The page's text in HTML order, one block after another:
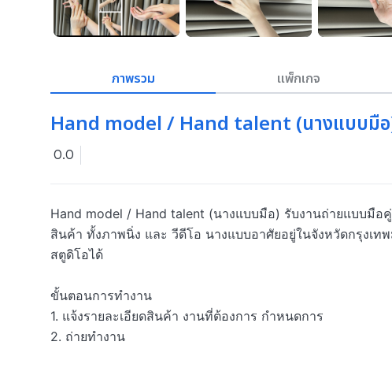
ภาพรวม แพ็กเกจ
Hand model / Hand talent (นางแบบมื
0.0
Hand model / Hand talent (นางแบบมือ) รับงานถ่ายแบบ
สินค้า ทั้งภาพนิ่ง และ วีดีโอ นางแบบอาศัยอยู่ในจังหวัดกรุงเ
สตูดิโอได้
ขั้นตอนการทำงาน
1. แจ้งรายละเอียดสินค้า งานที่ต้องการ กำหนดการ
2. ถ่ายทำงาน